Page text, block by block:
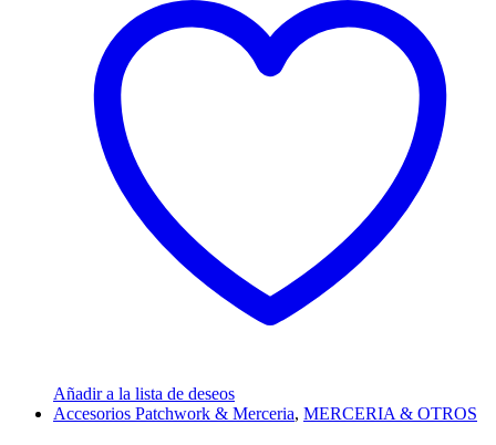
Añadir a la lista de deseos
Accesorios Patchwork & Merceria, MERCERIA & OTROS